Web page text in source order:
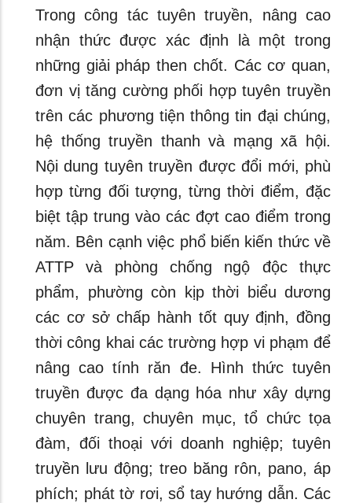
Trong công tác tuyên truyền, nâng cao
nhận thức được xác định là một trong
những giải pháp then chốt. Các cơ quan,
đơn vị tăng cường phối hợp tuyên truyền
trên các phương tiện thông tin đại chúng,
hệ thống truyền thanh và mạng xã hội.
Nội dung tuyên truyền được đổi mới, phù
hợp từng đối tượng, từng thời điểm, đặc
biệt tập trung vào các đợt cao điểm trong
năm. Bên cạnh việc phổ biến kiến thức về
ATTP và phòng chống ngộ độc thực
phẩm, phường còn kịp thời biểu dương
các cơ sở chấp hành tốt quy định, đồng
thời công khai các trường hợp vi phạm để
nâng cao tính răn đe. Hình thức tuyên
truyền được đa dạng hóa như xây dựng
chuyên trang, chuyên mục, tổ chức tọa
đàm, đối thoại với doanh nghiệp; tuyên
truyền lưu động; treo băng rôn, pano, áp
phích; phát tờ rơi, sổ tay hướng dẫn. Các